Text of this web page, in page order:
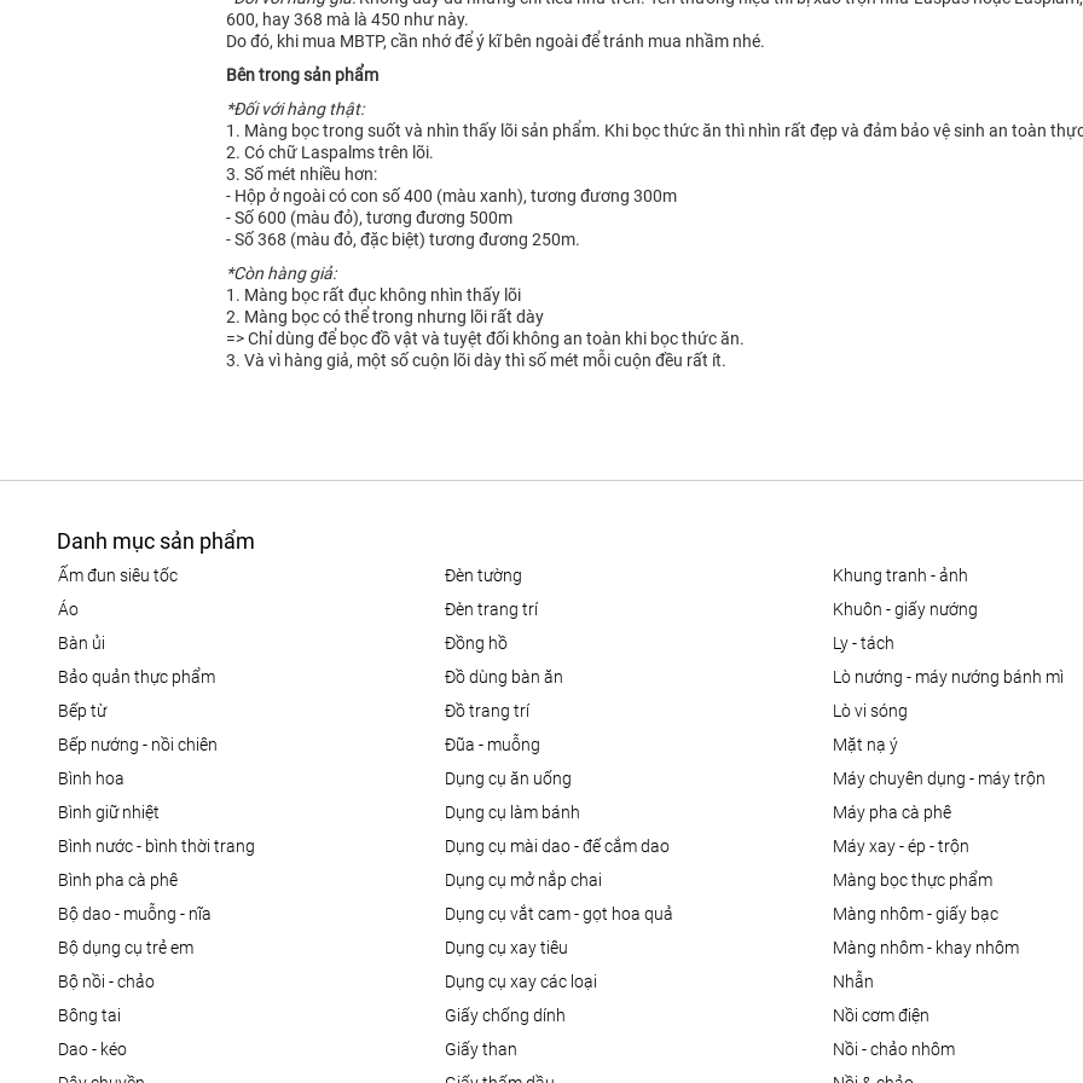
600, hay 368 mà là 450 như này.
Do đó, khi mua MBTP, cần nhớ để ý kĩ bên ngoài để tránh mua nhầm nhé.
Bên trong sản phẩm
*Đối với hàng thật:
1. Màng bọc trong suốt và nhìn thấy lõi sản phẩm. Khi bọc thức ăn thì nhìn rất đẹp và đảm bảo vệ sinh an toàn
2. Có chữ Laspalms trên lõi.
3. Số mét nhiều hơn:
- Hộp ở ngoài có con số 400 (màu xanh), tương đương 300m
- Số 600 (màu đỏ), tương đương 500m
- Số 368 (màu đỏ, đặc biệt) tương đương 250m.
*Còn hàng giả:
1. Màng bọc rất đục không nhìn thấy lõi
2. Màng bọc có thể trong nhưng lõi rất dày
=> Chỉ dùng để bọc đồ vật và tuyệt đối không an toàn khi bọc thức ăn.
3. Và vì hàng giả, một số cuộn lõi dày thì số mét mỗi cuộn đều rất ít.
Danh mục sản phẩm
ấm đun siêu tốc
áo
bàn ủi
bảo quản thực phẩm
bếp từ
bếp nướng - nồi chiên
bình hoa
bình giữ nhiệt
bình nước - bình thời trang
bình pha cà phê
bộ dao - muỗng - nĩa
bộ dụng cụ trẻ em
bộ nồi - chảo
bông tai
dao - kéo
đèn tường
đèn trang trí
đồng hồ
đồ dùng bàn ăn
đồ trang trí
đũa - muỗng
dụng cụ ăn uống
dụng cụ làm bánh
dụng cụ mài dao - đế cắm dao
dụng cụ mở nắp chai
dụng cụ vắt cam - gọt hoa quả
dụng cụ xay tiêu
dụng cụ xay các loại
giấy chống dính
giấy than
khung tranh - ảnh
khuôn - giấy nướng
ly - tách
lò nướng - máy nướng bánh mì
lò vi sóng
mặt nạ ý
máy chuyên dụng - máy trộn
máy pha cà phê
máy xay - ép - trộn
màng bọc thực phẩm
màng nhôm - giấy bạc
màng nhôm - khay nhôm
nhẫn
nồi cơm điện
nồi - chảo nhôm